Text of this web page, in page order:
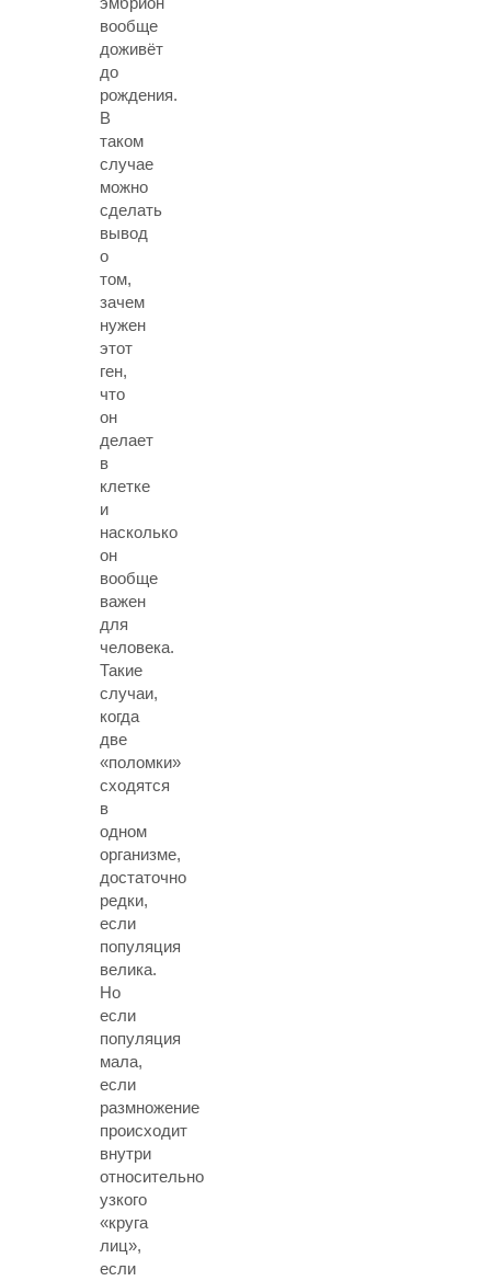
вообще
доживёт
до
рождения.
В
таком
случае
можно
сделать
вывод
о
том,
зачем
нужен
этот
ген,
что
он
делает
в
клетке
и
насколько
он
вообще
важен
для
человека.
Такие
случаи,
когда
две
«поломки»
сходятся
в
одном
организме,
достаточно
редки,
если
популяция
велика.
Но
если
популяция
мала,
если
размножение
происходит
внутри
относительно
узкого
«круга
лиц»,
если